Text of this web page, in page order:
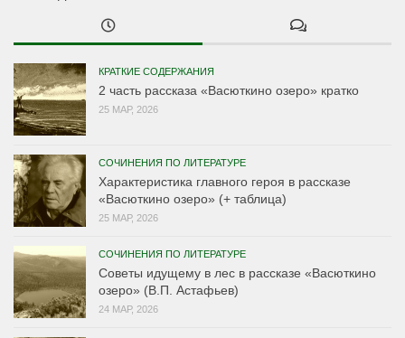
КРАТКИЕ СОДЕРЖАНИЯ
2 часть рассказа «Васюткино озеро» кратко
25 МАР, 2026
СОЧИНЕНИЯ ПО ЛИТЕРАТУРЕ
Характеристика главного героя в рассказе
«Васюткино озеро» (+ таблица)
25 МАР, 2026
СОЧИНЕНИЯ ПО ЛИТЕРАТУРЕ
Советы идущему в лес в рассказе «Васюткино
озеро» (В.П. Астафьев)
24 МАР, 2026